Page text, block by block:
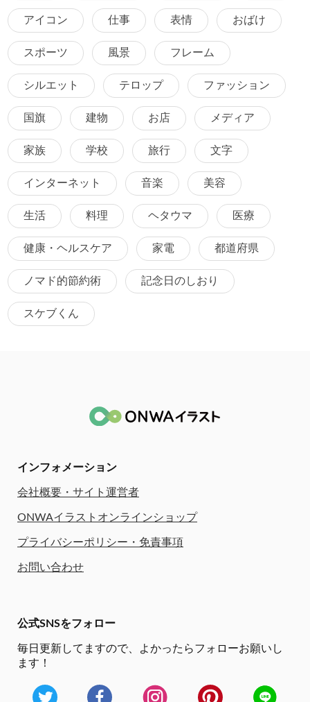
アイコン 仕事 表情 おばけ
スポーツ 風景 フレーム
シルエット テロップ ファッション
国旗 建物 お店 メディア
家族 学校 旅行 文字
インターネット 音楽 美容
生活 料理 ヘタウマ 医療
健康・ヘルスケア 家電 都道府県
ノマド的節約術 記念日のしおり
スケブくん
インフォメーション
会社概要・サイト運営者
ONWAイラストオンラインショップ
プライバシーポリシー・免責事項
お問い合わせ
公式SNSをフォロー
毎日更新してますので、
よかったらフォローお願いし
ます！